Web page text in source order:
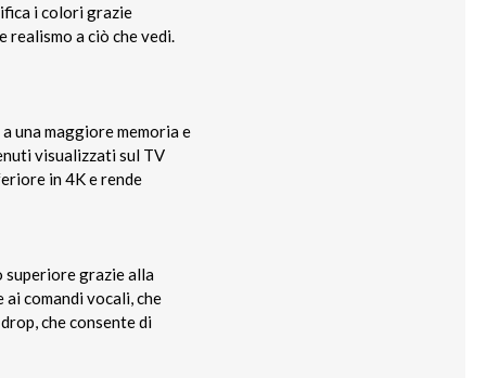
i colori grazie
a ciò che vedi.
una maggiore memoria e
visualizzati sul TV
in 4K e rende
grazie alla
comandi vocali, che
che consente di